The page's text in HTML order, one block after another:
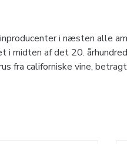
i næsten alle
i midten af ​​det 20.
fra californiske vine,